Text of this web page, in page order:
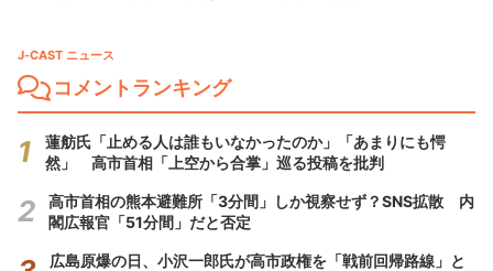
J-CAST ニュース
コメントランキング
蓮舫氏「止める人は誰もいなかったのか」「あまりにも愕
然」 高市首相「上空から合掌」巡る投稿を批判
高市首相の熊本避難所「3分間」しか視察せず？SNS拡散 内
閣広報官「51分間」だと否定
広島原爆の日、小沢一郎氏が高市政権を「戦前回帰路線」と